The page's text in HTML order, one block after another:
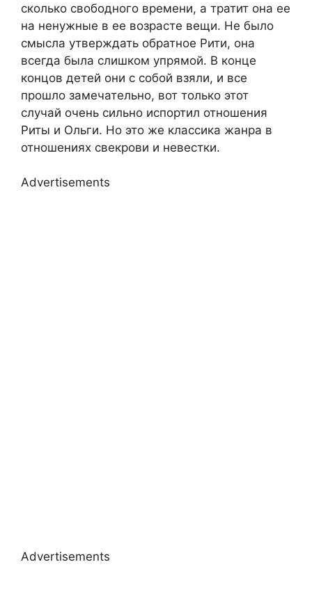
сколько свободного времени, а тратит она ее
на ненужные в ее возрасте вещи. Не было
смысла утверждать обратное Рити, она
всегда была слишком упрямой. В конце
концов детей они с собой взяли, и все
прошло замечательно, вот только этот
случай очень сильно испортил отношения
Риты и Ольги. Но это же классика жанра в
отношениях свекрови и невестки.
Advertisements
Advertisements